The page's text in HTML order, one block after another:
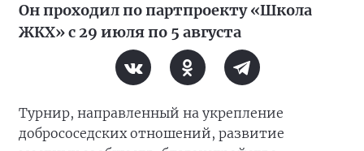
Он проходил по партпроекту «Школа
ЖКХ» с 29 июля по 5 августа
Турнир, направленный на укрепление
добрососедских отношений, развитие